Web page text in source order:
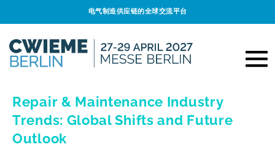
电气制造供应链的全球交流平台
Repair & Maintenance Industry
Trends: Global Shifts and Future
Outlook